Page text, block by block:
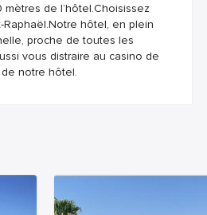
de l’hôtel.Choisissez
hôtel, en plein
proche de toutes les
vous distraire au casino de
notre hôtel.